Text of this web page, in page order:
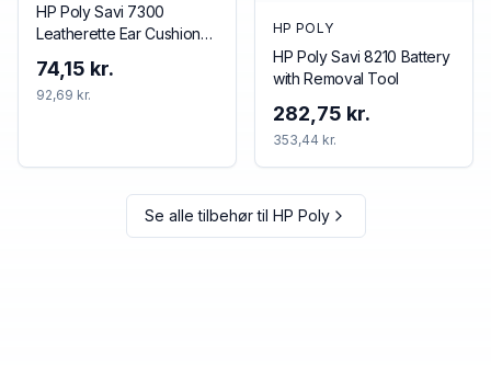
HP Poly Savi 7300
Leatherette Ear Cushions
74,15 kr.
92,69 kr.
HP POLY
HP Poly Savi 8210 Battery
with Removal Tool
282,75 kr.
353,44 kr.
Se alle tilbehør til HP Poly